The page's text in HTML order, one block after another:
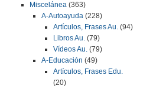
Miscelánea (363)
A-Autoayuda (228)
Artículos, Frases Au. (94)
Libros Au. (79)
Vídeos Au. (79)
A-Educación (49)
Artículos, Frases Edu.
(20)